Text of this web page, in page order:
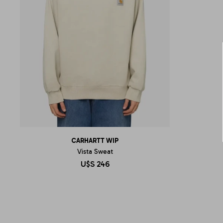
CARHARTT WIP
Vista Sweat
U$S 246